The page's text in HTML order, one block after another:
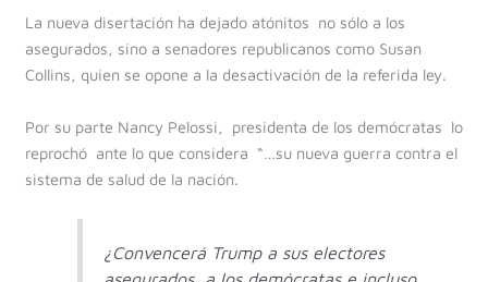
La nueva disertación ha dejado atónitos no sólo a los
asegurados, sino a senadores republicanos como Susan
Collins, quien se opone a la desactivación de la referida ley.
Por su parte Nancy Pelossi, presidenta de los demócratas lo
reprochó ante lo que considera “…su nueva guerra contra el
sistema de salud de la nación.
¿Convencerá Trump a sus electores